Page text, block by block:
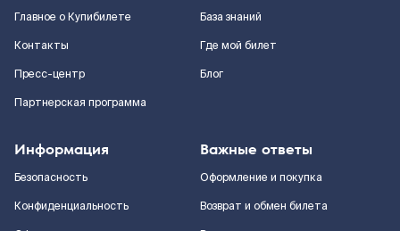
Главное о Купибилете
Контакты
Пресс-центр
Партнерская программа
База знаний
Где мой билет
Блог
Информация
Безопасность
Конфиденциальность
Важные ответы
Оформление и покупка
Возврат и обмен билета